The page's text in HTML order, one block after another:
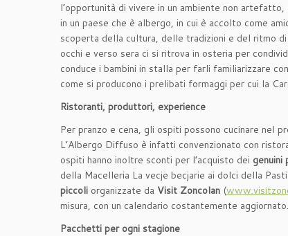
l’opportunità di vivere in un ambiente non
in un paese che è albergo, in cui è accolto come
scoperta della cultura, delle tradizioni e del ritmo
occhi e verso sera ci si ritrova in osteria per
conduce i bambini in stalla per farli familiarizzare
come si producono i prelibati formaggi per cui la
Ristoranti, produttori, experience
Per pranzo e cena, gli ospiti possono cucinare nel
L’Albergo Diffuso è infatti convenzionato con
ospiti hanno inoltre sconti per l’acquisto dei
della Macelleria La vecje becjarie ai dolci della
piccoli organizzate da Visit Zoncolan (
misura, con un calendario costantemente aggiornato.
Pacchetti per ogni stagione